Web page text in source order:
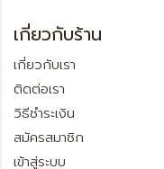
เกี่ยวกับร้าน
เกี่ยวกับเรา
ติดต่อเรา
วิธีชำระเงิน
สมัครสมาชิก
เข้าสู่ระบบ